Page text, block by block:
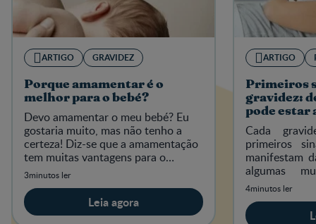
ARTIGO GRAVIDEZ
Porque amamentar é o
melhor para o bebé?
Devo amamentar o meu bebé? Eu
gostaria muito, mas não tenho a
certeza! Diz-se que a amamentação
tem muitas vantagens para o
bebé…. Que vantagens são essas?
3minutos ler
Leia agora
ARTIGO
Primeiros
gravidez:
pode estar
corpo
Cada
primeiros
manifestam
algumas
começa
4minutos ler